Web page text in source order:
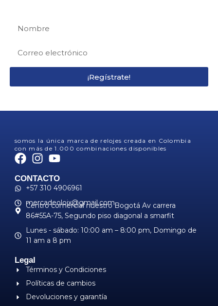
¡Regístrate!
somos la única marca de relojes creada en Colombia
con más de 1.000 combinaciones disponibles
CONTACTO
+57 310 4906961
mercadeoloix@gmail.com
Centro comercial nuestro Bogotá Av carrera
86#55A-75, Segundo piso diagonal a smarfit
Lunes - sábado: 10:00 am – 8:00 pm, ​Domingo de
11 am a 8 pm
Legal
Términos y Condiciones
Políticas de cambios
Devoluciones y garantía